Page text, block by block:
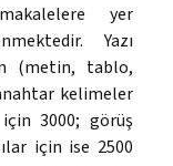
yer
Yazı
(metin, tablo,
kelimeler
3000; görüş
için ise 2500